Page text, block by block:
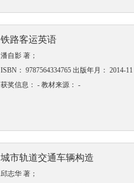
铁路客运英语
潘自影 著；
ISBN： 9787564334765 出版年月： 2014-11
获奖信息： - 教材来源： -
城市轨道交通车辆构造
邱志华 著；